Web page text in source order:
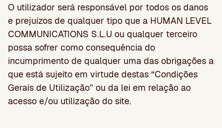
O utilizador será responsável por todos os danos
e prejuízos de qualquer tipo que a HUMAN LEVEL
COMMUNICATIONS S.L.U ou qualquer terceiro
possa sofrer como consequência do
incumprimento de qualquer uma das obrigações a
que está sujeito em virtude destas “Condições
Gerais de Utilização” ou da lei em relação ao
acesso e/ou utilização do site.